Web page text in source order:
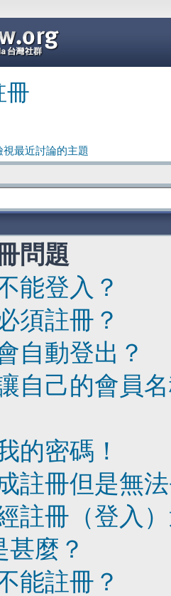
冊
視最近討論的主題
問題
能登入？
須註冊？
自動登出？
自己的會員
的密碼！
註冊但是無
註冊（登入
甚麼？
能註冊？